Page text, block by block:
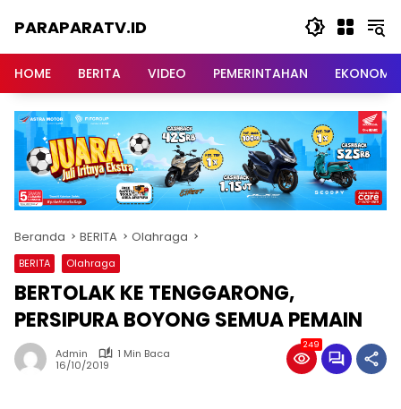
PARAPARATV.ID
Papua
HOME BERITA VIDEO PEMERINTAHAN EKONOMI
Beranda BERITA Olahraga
BERITA Olahraga
BERTOLAK KE TENGGARONG,
PERSIPURA BOYONG SEMUA PEMAIN
Admin
1 Min Baca
16/10/2019
249